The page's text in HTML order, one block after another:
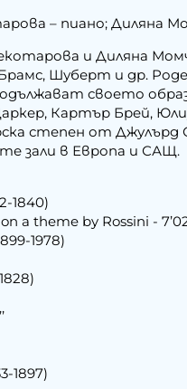
– пиано; Диляна
и Диляна
Шуберт и др.
своето
Картър Брей,
степен от
зали в Европа и САЩ.
1840)
a theme by Rossini -
1978)
1897)